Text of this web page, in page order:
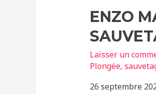
ENZO
Laisser un
Plongée,
26 septembre